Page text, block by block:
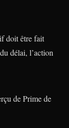
doit être fait
délai, l’action
de Prime de